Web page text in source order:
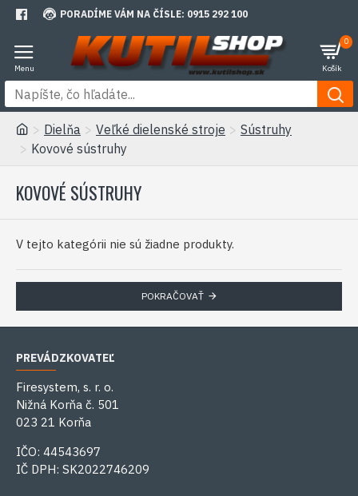
PORADÍME VÁM NA ČÍSLE: 0915 292 100
0
Dielňa Veľké dielenské stroje
Sústruhy
Kovové sústruhy
KOVOVÉ SÚSTRUHY
V tejto kategórii nie sú žiadne produkty.
POKRAČOVAŤ
PREVÁDZKOVATEĽ
Firesystem, s. r. o.
Nižná Korňa č. 501
023 21 Korňa
IČO: 44543697
IČ DPH: SK2022746209